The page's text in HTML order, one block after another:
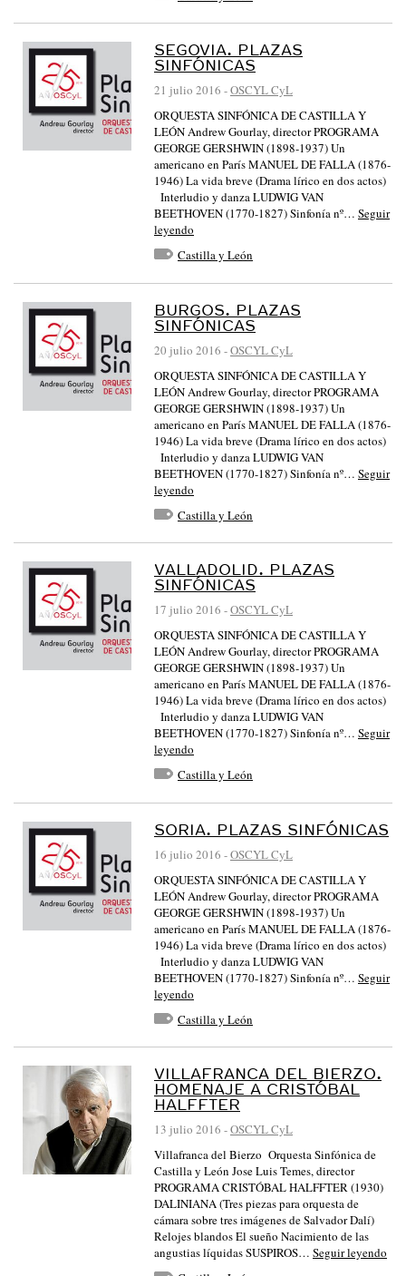
SEGOVIA. PLAZAS
SINFÓNICAS
21 julio 2016 -OSCYL CyL
ORQUESTA SINFÓNICA DE CASTILLA Y
LEÓN Andrew Gourlay, director PROGRAMA
GEORGE GERSHWIN (1898-1937) Un
americano en París MANUEL DE FALLA (1876-
1946) La vida breve (Drama lírico en dos actos)
Interludio y danza LUDWIG VAN
BEETHOVEN (1770-1827) Sinfonía nº… Seguir
leyendo
Castilla y León
BURGOS. PLAZAS
SINFÓNICAS
20 julio 2016 -OSCYL CyL
ORQUESTA SINFÓNICA DE CASTILLA Y
LEÓN Andrew Gourlay, director PROGRAMA
GEORGE GERSHWIN (1898-1937) Un
americano en París MANUEL DE FALLA (1876-
1946) La vida breve (Drama lírico en dos actos)
Interludio y danza LUDWIG VAN
BEETHOVEN (1770-1827) Sinfonía nº… Seguir
leyendo
Castilla y León
VALLADOLID. PLAZAS
SINFÓNICAS
17 julio 2016 -OSCYL CyL
ORQUESTA SINFÓNICA DE CASTILLA Y
LEÓN Andrew Gourlay, director PROGRAMA
GEORGE GERSHWIN (1898-1937) Un
americano en París MANUEL DE FALLA (1876-
1946) La vida breve (Drama lírico en dos actos)
Interludio y danza LUDWIG VAN
BEETHOVEN (1770-1827) Sinfonía nº… Seguir
leyendo
Castilla y León
SORIA. PLAZAS SINFÓNICAS
16 julio 2016 -OSCYL CyL
ORQUESTA SINFÓNICA DE CASTILLA Y
LEÓN Andrew Gourlay, director PROGRAMA
GEORGE GERSHWIN (1898-1937) Un
americano en París MANUEL DE FALLA (1876-
1946) La vida breve (Drama lírico en dos actos)
Interludio y danza LUDWIG VAN
BEETHOVEN (1770-1827) Sinfonía nº… Seguir
leyendo
Castilla y León
VILLAFRANCA DEL BIERZO.
HOMENAJE A CRISTÓBAL
HALFFTER
13 julio 2016 -OSCYL CyL
Villafranca del Bierzo Orquesta Sinfónica de
Castilla y León Jose Luis Temes, director
PROGRAMA CRISTÓBAL HALFFTER (1930)
DALINIANA (Tres piezas para orquesta de
cámara sobre tres imágenes de Salvador Dalí)
Relojes blandos El sueño Nacimiento de las
angustias líquidas SUSPIROS… Seguir leyendo